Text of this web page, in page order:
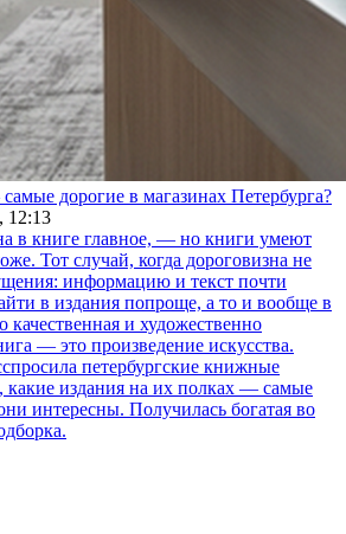
дорогие в магазинах Петербурга?
12:13
в книге главное, — но книги умеют
Тот случай, когда дороговизна не
информацию и текст почти
в издания попроще, а то и вообще в
и художественно
— это произведение искусства.
петербургские книжные
какие издания на их полках — самые
интересны. Получилась богатая во